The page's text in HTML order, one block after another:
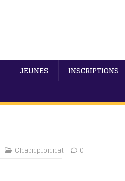
JEUNES INSCRIPTIONS
Championnat 0